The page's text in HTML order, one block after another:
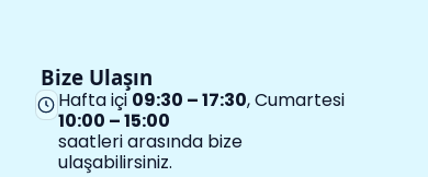
Bize Ulaşın
Hafta içi 09:30 – 17:30, Cumartesi
10:00 – 15:00
saatleri arasında bize
ulaşabilirsiniz.